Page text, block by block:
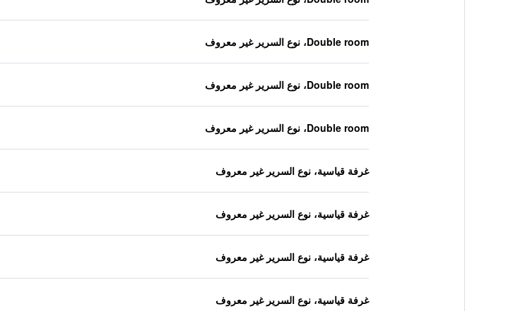
Double room، نوع السرير غير معروف
Double room، نوع السرير غير معروف
Double room، نوع السرير غير معروف
غرفة قياسية، نوع السرير غير معروف
غرفة قياسية، نوع السرير غير معروف
غرفة قياسية، نوع السرير غير معروف
غرفة قياسية، نوع السرير غير معروف